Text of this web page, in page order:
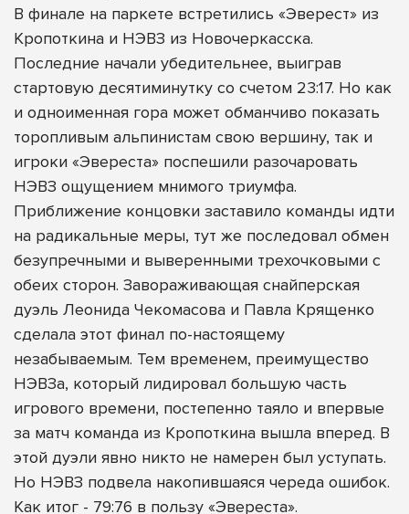
В финале на паркете встретились «Эверест» из
Кропоткина и НЭВЗ из Новочеркасска.
Последние начали убедительнее, выиграв
стартовую десятиминутку со счетом 23:17. Но как
и одноименная гора может обманчиво показать
торопливым альпинистам свою вершину, так и
игроки «Эвереста» поспешили разочаровать
НЭВЗ ощущением мнимого триумфа.
Приближение концовки заставило команды идти
на радикальные меры, тут же последовал обмен
безупречными и выверенными трехочковыми с
обеих сторон. Завораживающая снайперская
дуэль Леонида Чекомасова и Павла Крященко
сделала этот финал по-настоящему
незабываемым. Тем временем, преимущество
НЭВЗа, который лидировал большую часть
игрового времени, постепенно таяло и впервые
за матч команда из Кропоткина вышла вперед. В
этой дуэли явно никто не намерен был уступать.
Но НЭВЗ подвела накопившаяся череда ошибок.
Как итог - 79:76 в пользу «Эвереста».